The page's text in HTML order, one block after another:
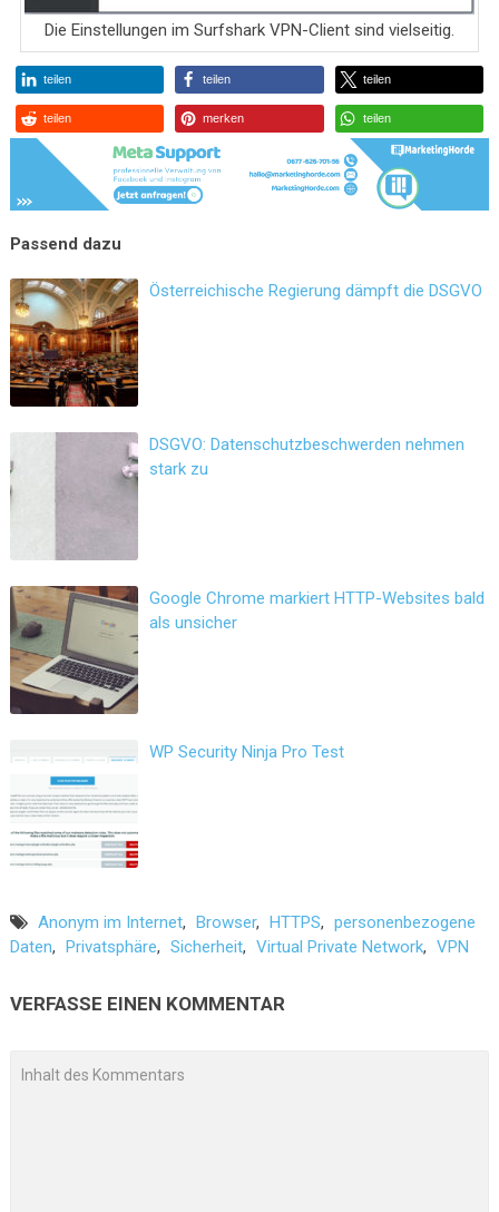
Die Einstellungen im Surfshark VPN-Client sind vielseitig.
teilen teilen teilen
teilen merken teilen
Österreichische Regierung dämpft die DSGVO
DSGVO: Datenschutzbeschwerden nehmen
stark zu
Google Chrome markiert HTTP-Websites bald
als unsicher
WP Security Ninja Pro Test
Anonym im Internet, Browser, HTTPS, personenbezogene
Daten, Privatsphäre, Sicherheit, Virtual Private Network, VPN
VERFASSE EINEN KOMMENTAR